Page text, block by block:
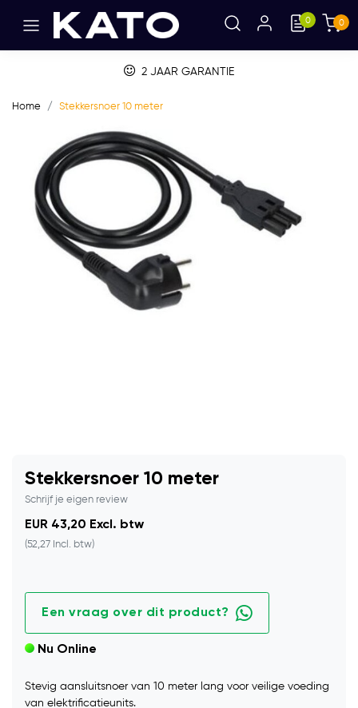
0 0
BETALEN OP FACTUUR
Home Stekkersnoer 10 meter
Stekkersnoer 10 meter
Schrijf je eigen review
EUR 43,20 Excl. btw
(52,27 Incl. btw)
Een vraag over dit product?
Nu Online
Stevig aansluitsnoer van 10 meter lang voor veilige voeding
van elektrificatieunits.